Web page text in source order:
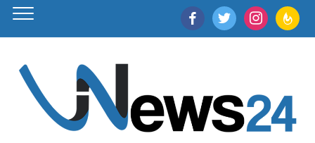
facebooktwitter instagram